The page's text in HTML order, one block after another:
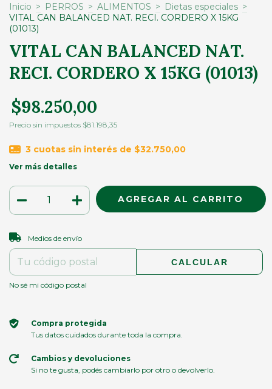
Inicio > PERROS > ALIMENTOS > Dietas especiales >
VITAL CAN BALANCED NAT. RECI. CORDERO X 15KG
(01013)
VITAL CAN BALANCED NAT.
RECI. CORDERO X 15KG (01013)
$98.250,00
Precio sin impuestos $81.198,35
3 cuotas sin interés de $32.750,00
Ver más detalles
Entregas para el CP:
Medios de envío
CALCULAR
No sé mi código postal
Compra protegida
Tus datos cuidados durante toda la compra.
Cambios y devoluciones
Si no te gusta, podés cambiarlo por otro o devolverlo.